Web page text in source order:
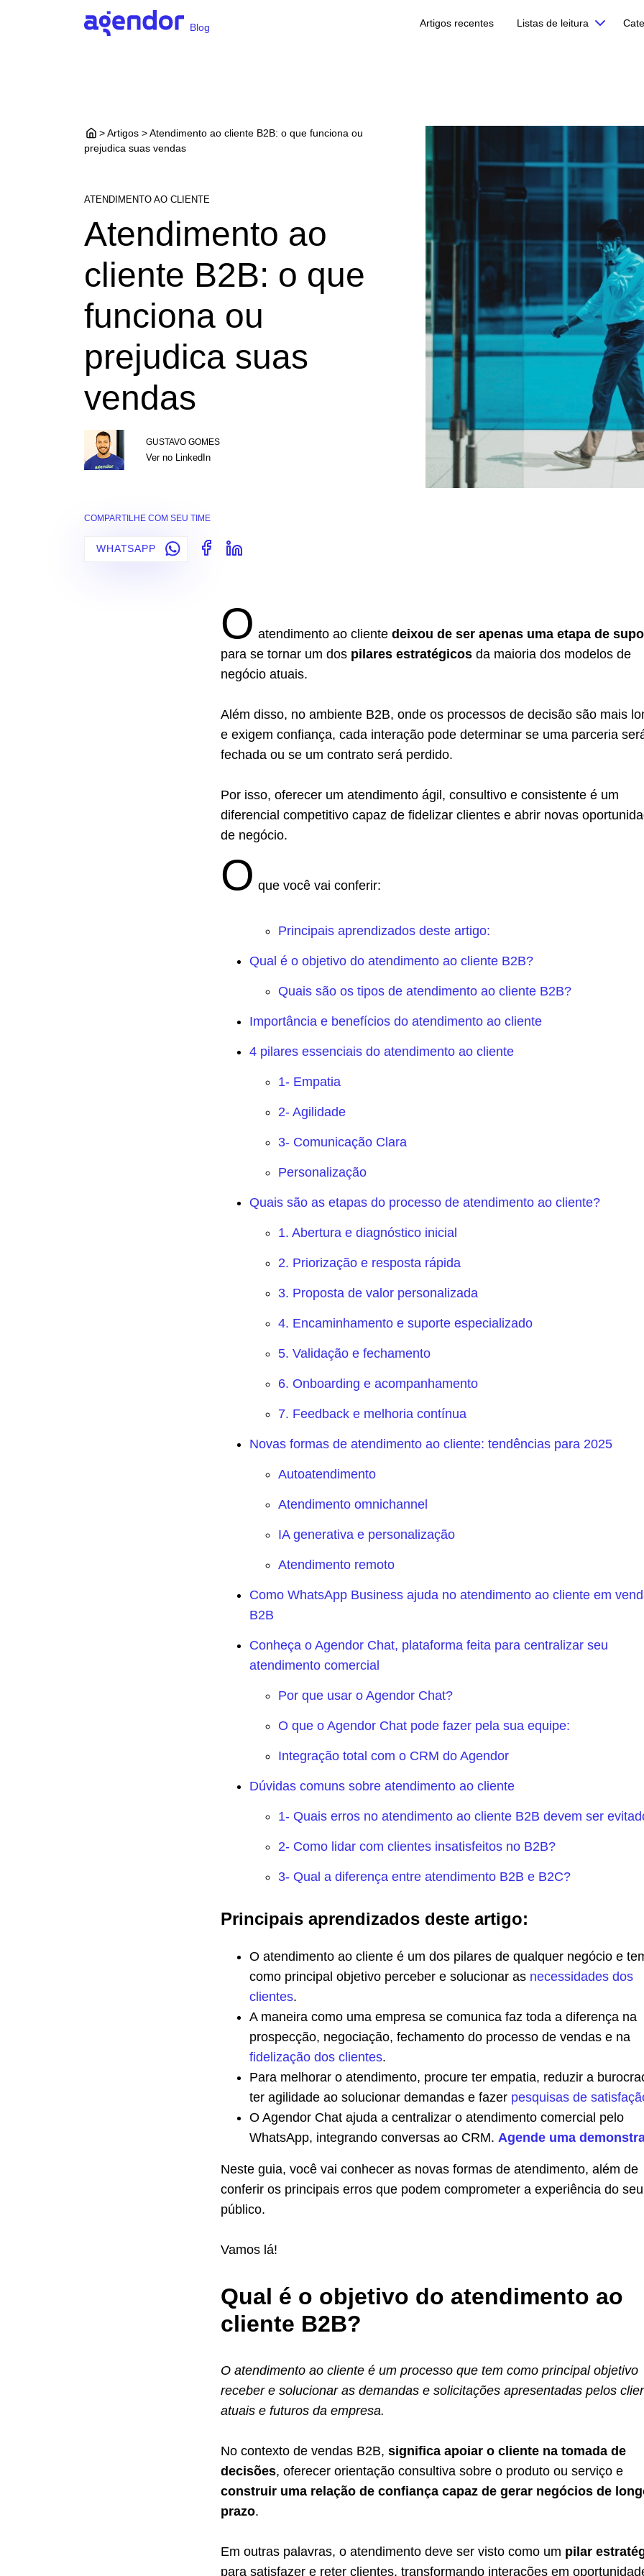
Blog Artigos recentes Listas de leitura
> Artigos > Atendimento ao cliente B2B: o que funciona ou
prejudica suas vendas
ATENDIMENTO AO CLIENTE
Atendimento ao
cliente B2B: o que
funciona ou
prejudica suas
vendas
GUSTAVO GOMES
Ver no LinkedIn
COMPARTILHE COM SEU TIME
WHATSAPP
O atendimento ao cliente deixou de ser apenas uma etapa de
para se tornar um dos pilares estratégicos da maioria dos modelos de
negócio atuais.
Além disso, no ambiente B2B, onde os processos de decisão são mais
e exigem confiança, cada interação pode determinar se uma parceria
fechada ou se um contrato será perdido.
Por isso, oferecer um atendimento ágil, consultivo e consistente é um
diferencial competitivo capaz de fidelizar clientes e abrir novas
de negócio.
O que você vai conferir:
Principais aprendizados deste artigo:
Qual é o objetivo do atendimento ao cliente B2B?
Quais são os tipos de atendimento ao cliente B2B?
Importância e benefícios do atendimento ao cliente
4 pilares essenciais do atendimento ao cliente
1- Empatia
2- Agilidade
3- Comunicação Clara
Personalização
Quais são as etapas do processo de atendimento ao cliente?
1. Abertura e diagnóstico inicial
2. Priorização e resposta rápida
3. Proposta de valor personalizada
4. Encaminhamento e suporte especializado
5. Validação e fechamento
6. Onboarding e acompanhamento
7. Feedback e melhoria contínua
Novas formas de atendimento ao cliente: tendências para 2025
Autoatendimento
Atendimento omnichannel
IA generativa e personalização
Atendimento remoto
Como WhatsApp Business ajuda no atendimento ao cliente em
B2B
Conheça o Agendor Chat, plataforma feita para centralizar seu
atendimento comercial
Por que usar o Agendor Chat?
O que o Agendor Chat pode fazer pela sua equipe:
Integração total com o CRM do Agendor
Dúvidas comuns sobre atendimento ao cliente
1- Quais erros no atendimento ao cliente B2B devem ser
2- Como lidar com clientes insatisfeitos no B2B?
3- Qual a diferença entre atendimento B2B e B2C?
Principais aprendizados deste artigo:
O atendimento ao cliente é um dos pilares de qualquer negócio e
como principal objetivo perceber e solucionar as necessidades dos
clientes.
A maneira como uma empresa se comunica faz toda a diferença na
prospecção, negociação, fechamento do processo de vendas e na
fidelização dos clientes.
Para melhorar o atendimento, procure ter empatia, reduzir a
ter agilidade ao solucionar demandas e fazer pesquisas de
O Agendor Chat ajuda a centralizar o atendimento comercial pelo
WhatsApp, integrando conversas ao CRM. Agende uma
Neste guia, você vai conhecer as novas formas de atendimento, além de
conferir os principais erros que podem comprometer a experiência do seu
público.
Vamos lá!
Qual é o objetivo do atendimento ao
cliente B2B?
O atendimento ao cliente é um processo que tem como principal objetivo
receber e solucionar as demandas e solicitações apresentadas pelos
atuais e futuros da empresa.
No contexto de vendas B2B, significa apoiar o cliente na tomada de
decisões, oferecer orientação consultiva sobre o produto ou serviço e
construir uma relação de confiança capaz de gerar negócios de
prazo.
Em outras palavras, o atendimento deve ser visto como um pilar
para satisfazer e reter clientes, transformando interações em